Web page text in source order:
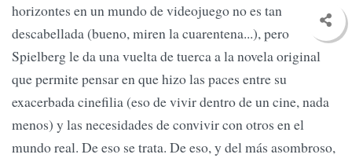
horizontes en un mundo de videojuego no es tan
descabellada (bueno, miren la cuarentena...), pero
Spielberg le da una vuelta de tuerca a la novela original
que permite pensar en que hizo las paces entre su
exacerbada cinefilia (eso de vivir dentro de un cine, nada
menos) y las necesidades de convivir con otros en el
mundo real. De eso se trata. De eso, y del más asombroso,